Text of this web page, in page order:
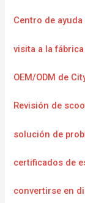
Centro de
visita a la
OEM/ODM de
Revisión de
solución de
certificados de
convertirse en